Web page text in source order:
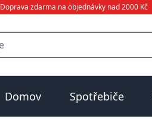
Doprava zdarma na objednávky nad 2000 Kč
Domov Spotřebiče